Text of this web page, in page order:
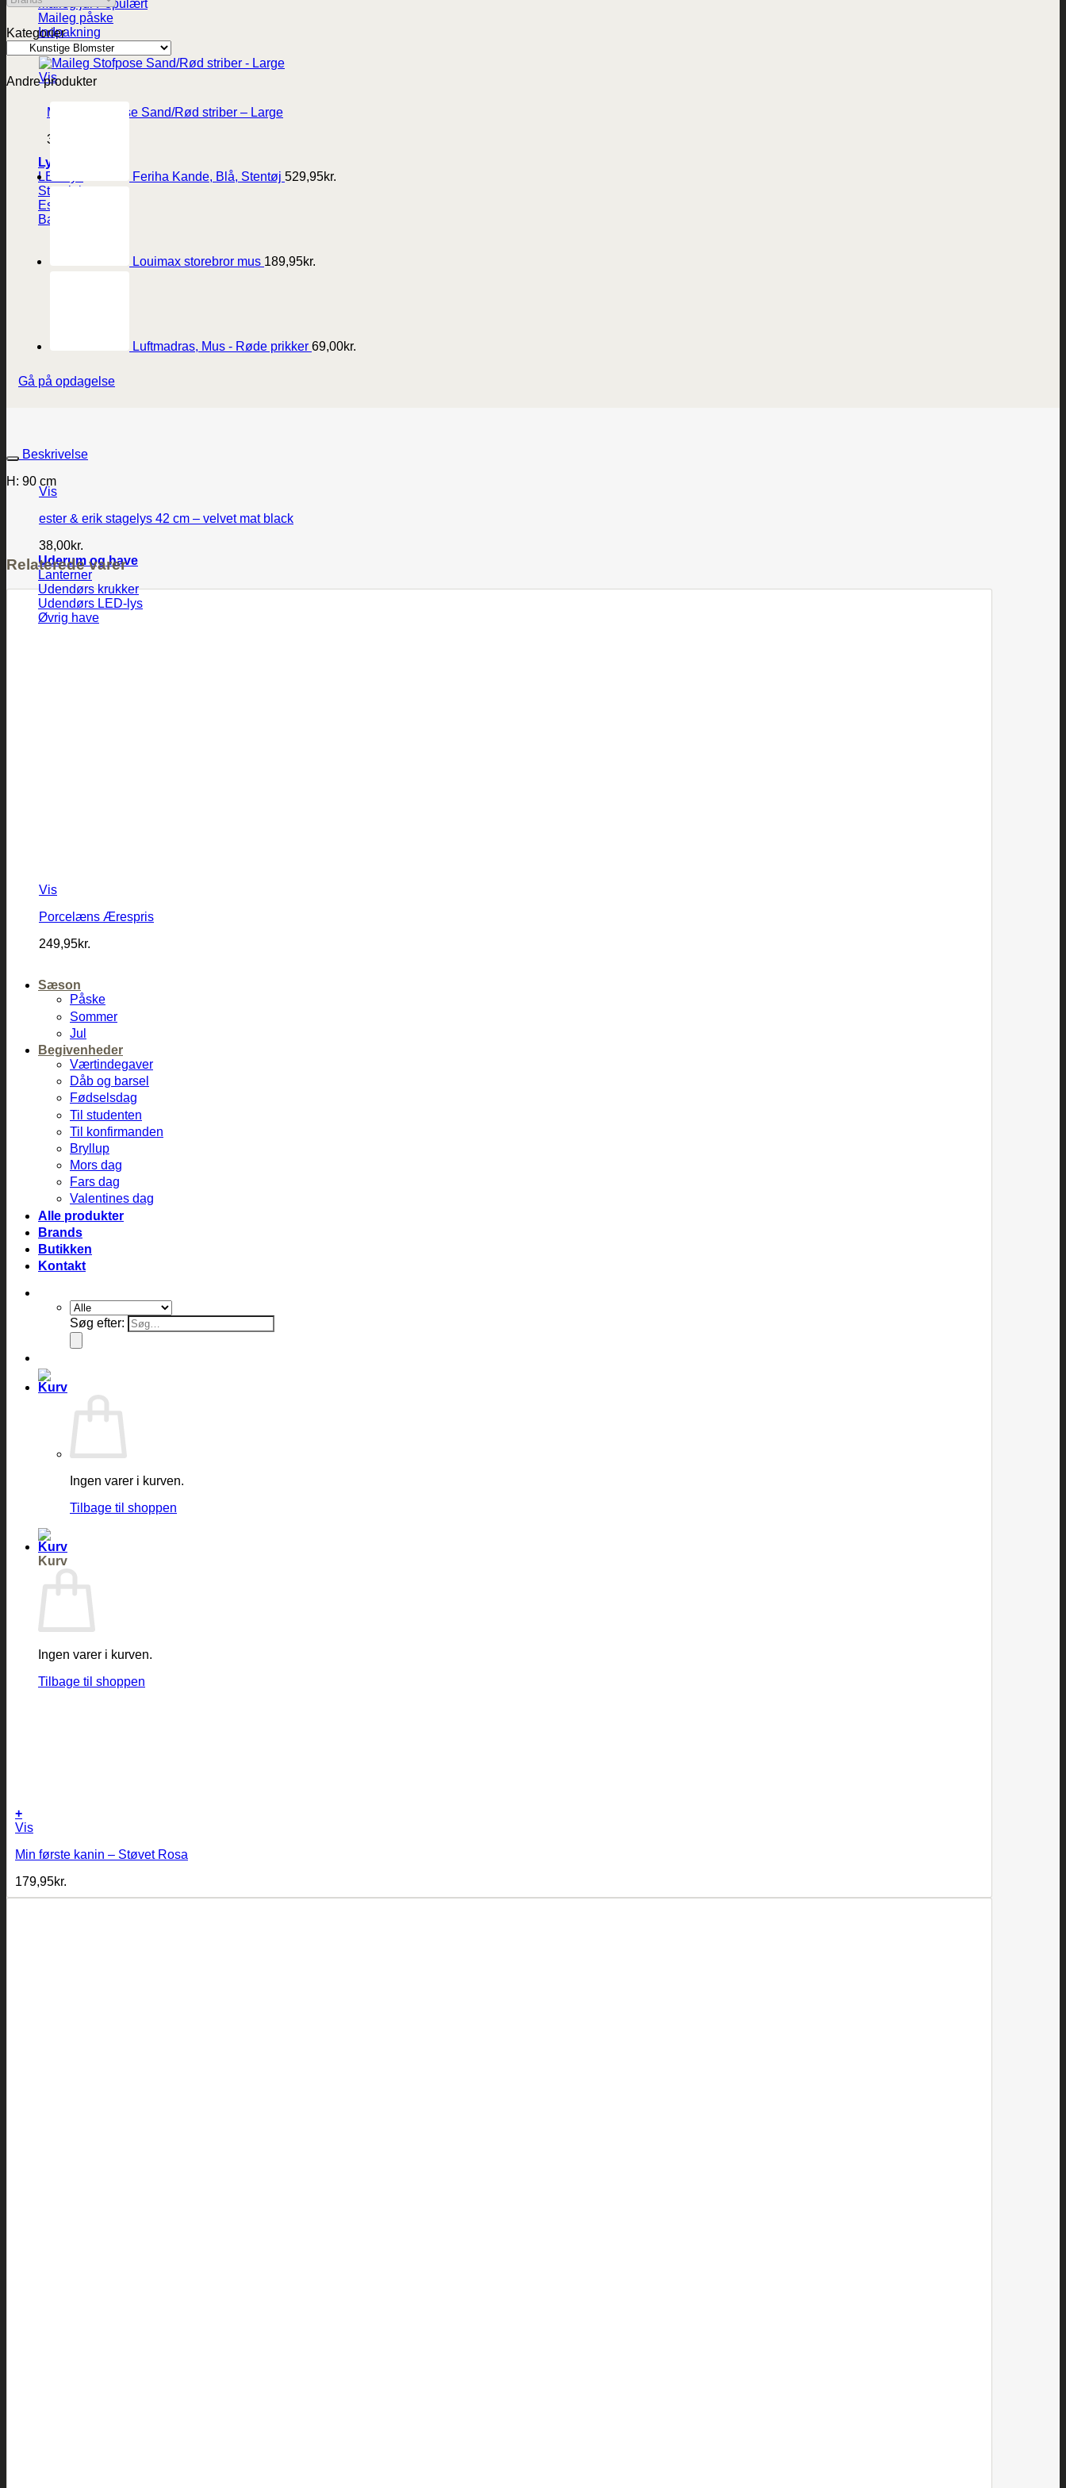
Maileg jul
Maileg påske
Indpakning
Vis
Maileg Stofpose Sand/Rød striber – Large
39,95
Lys
LED-lys
Stearinlys
Ester og Erik lys
Batterier
Vis
ester & erik stagelys 42 cm – velvet mat black
38,00kr.
Uderum og have
Lanterner
Udendørs krukker
Udendørs LED-lys
Øvrig have
Vis
Porcelæns Ærespris
249,95kr.
Sæson
Påske
Sommer
Jul
Begivenheder
Værtindegaver
Dåb og barsel
Fødselsdag
Til studenten
Til konfirmanden
Bryllup
Mors dag
Fars dag
Valentines dag
Alle produkter
Brands
Butikken
Kontakt
Søg efter:
Ingen varer i kurven.
Tilbage til shoppen
Kurv
Ingen varer i kurven.
Tilbage til shoppen
Kategorier
Andre produkter
Feriha Kande, Blå, Stentøj 529,95kr.
Louimax storebror mus 189,95kr.
Luftmadras, Mus - Røde prikker 69,00kr.
Gå på opdagelse
Beskrivelse
H: 90 cm
Relaterede varer
+
Vis
Min første kanin – Støvet Rosa
179,95kr.